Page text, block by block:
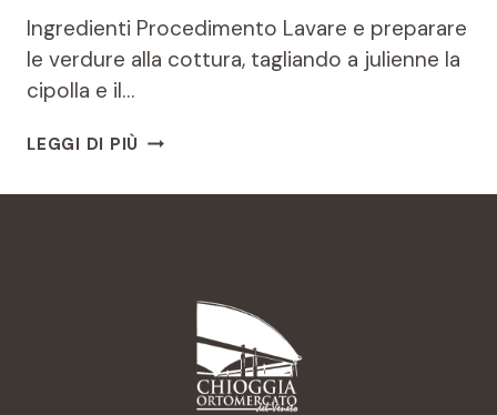
Ingredienti Procedimento Lavare e preparare
le verdure alla cottura, tagliando a julienne la
cipolla e il…
LEGGI DI PIÙ SAOR